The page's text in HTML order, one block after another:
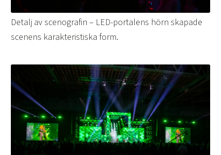
Detalj av scenografin – LED-portalens hörn skapade
scenens karakteristiska form.